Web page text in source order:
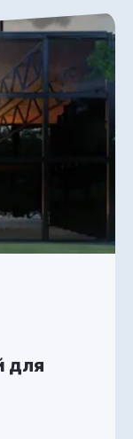
для